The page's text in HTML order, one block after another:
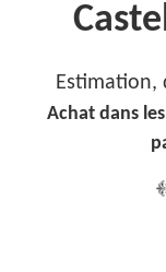
Estimation,
Achat dans